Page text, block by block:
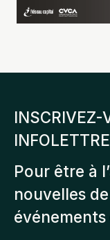
INSCRIVEZ-
INFOLETTRE
Pour être à
nouvelles
événements